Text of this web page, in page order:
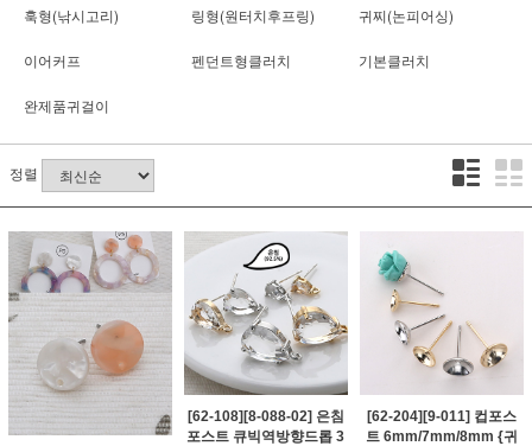
훅형(낚시고리) 링형(원터치후프링) 귀찌(논피어싱)
이어커프 펜던트형클러치 기본클러치
완제품귀걸이
정렬
[62-108][8-088-02] 은침
포스트 큐빅역방향드롭 3
[62-204][9-011] 컵포스
트 6mm/7mm/8mm {귀